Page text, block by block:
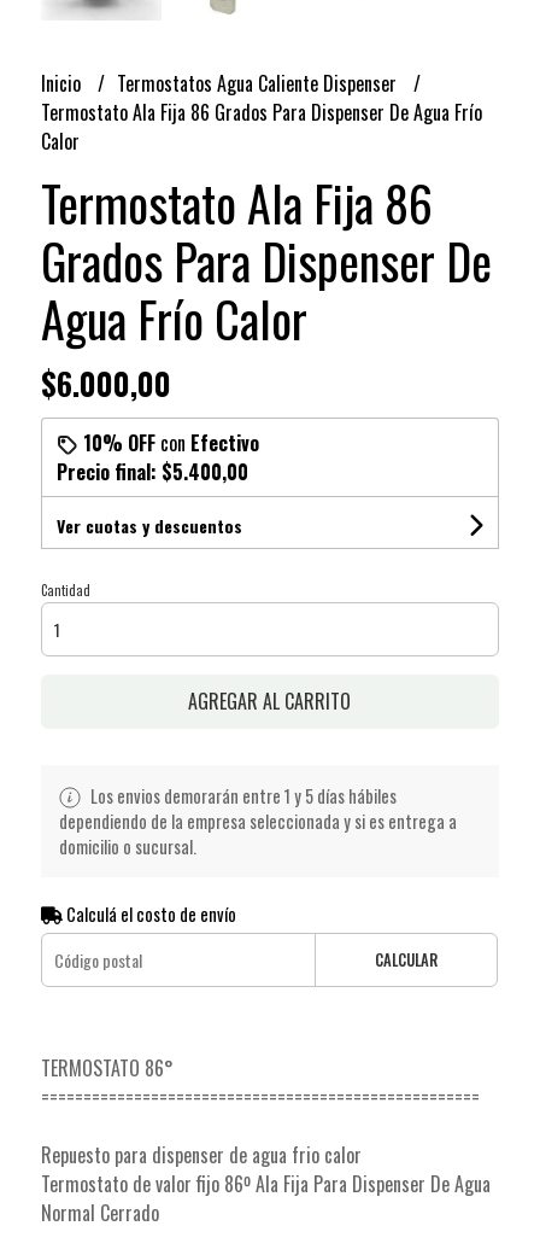
Inicio
Termostatos Agua Caliente Dispenser
Termostato Ala Fija 86 Grados Para Dispenser De Agua Frío
Calor
Termostato Ala Fija 86
Grados Para Dispenser De
Agua Frío Calor
$6.000,00
10% OFFcon Efectivo
Precio final: $5.400,00
Ver cuotas y descuentos
Cantidad
AGREGAR AL CARRITO
Los envios demorarán entre 1 y 5 días hábiles
dependiendo de la empresa seleccionada y si es entrega a
domicilio o sucursal.
Calculá el costo de envío
CALCULAR
TERMOSTATO 86°
====================================================
Repuesto para dispenser de agua frio calor
Termostato de valor fijo 86º Ala Fija Para Dispenser De Agua
Normal Cerrado